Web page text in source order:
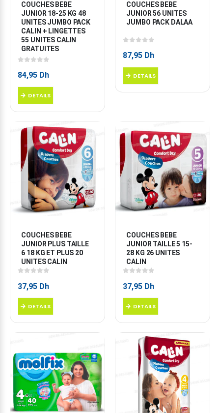
COUCHES BEBE
JUNIOR 18-25 KG 48
UNITES JUMBO PACK
CALIN + LINGETTES
55 UNITES CALIN
GRATUITES
84,95 Dh
DETAILS
COUCHES BEBE
JUNIOR 56 UNITES
JUMBO PACK DALAA
87,95 Dh
DETAILS
COUCHES BEBE
JUNIOR PLUS TAILLE
6 18 KG ET PLUS 20
UNITES CALIN
37,95 Dh
DETAILS
COUCHES BEBE
JUNIOR TAILLE 5 15-
28 KG 26 UNITES
CALIN
37,95 Dh
DETAILS